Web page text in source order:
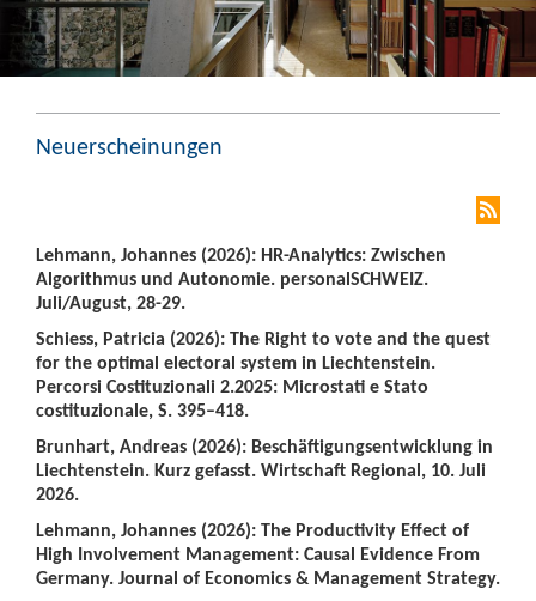
Neuerscheinungen
Lehmann, Johannes (2026): HR-Analytics: Zwischen
Algorithmus und Autonomie. personalSCHWEIZ.
Juli/August, 28-29.
Schiess, Patricia (2026): The Right to vote and the quest
for the optimal electoral system in Liechtenstein.
Percorsi Costituzionali 2.2025: Microstati e Stato
costituzionale, S. 395–418.
Brunhart, Andreas (2026): Beschäftigungsentwicklung in
Liechtenstein. Kurz gefasst. Wirtschaft Regional, 10. Juli
2026.
Lehmann, Johannes (2026): The Productivity Effect of
High Involvement Management: Causal Evidence From
Germany. Journal of Economics & Management Strategy.